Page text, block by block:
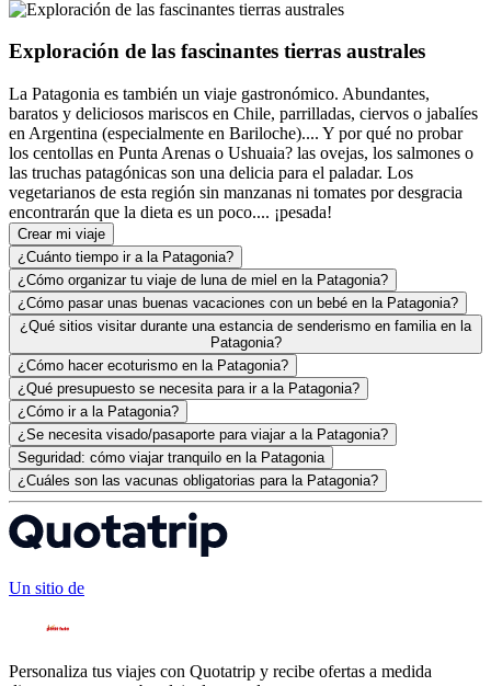
Exploración de las fascinantes tierras australes
La Patagonia es también un viaje gastronómico. Abundantes,
baratos y deliciosos mariscos en Chile, parrilladas, ciervos o jabalíes
en Argentina (especialmente en Bariloche).... Y por qué no probar
los centollas en Punta Arenas o Ushuaia? las ovejas, los salmones o
las truchas patagónicas son una delicia para el paladar. Los
vegetarianos de esta región sin manzanas ni tomates por desgracia
encontrarán que la dieta es un poco.... ¡pesada!
Crear mi viaje
¿Cuánto tiempo ir a la Patagonia?
¿Cómo organizar tu viaje de luna de miel en la Patagonia?
¿Cómo pasar unas buenas vacaciones con un bebé en la Patagonia?
¿Qué sitios visitar durante una estancia de senderismo en familia en la
Patagonia?
¿Cómo hacer ecoturismo en la Patagonia?
¿Qué presupuesto se necesita para ir a la Patagonia?
¿Cómo ir a la Patagonia?
¿Se necesita visado/pasaporte para viajar a la Patagonia?
Seguridad: cómo viajar tranquilo en la Patagonia
¿Cuáles son las vacunas obligatorias para la Patagonia?
Un sitio de
Personaliza tus viajes con Quotatrip y recibe ofertas a medida